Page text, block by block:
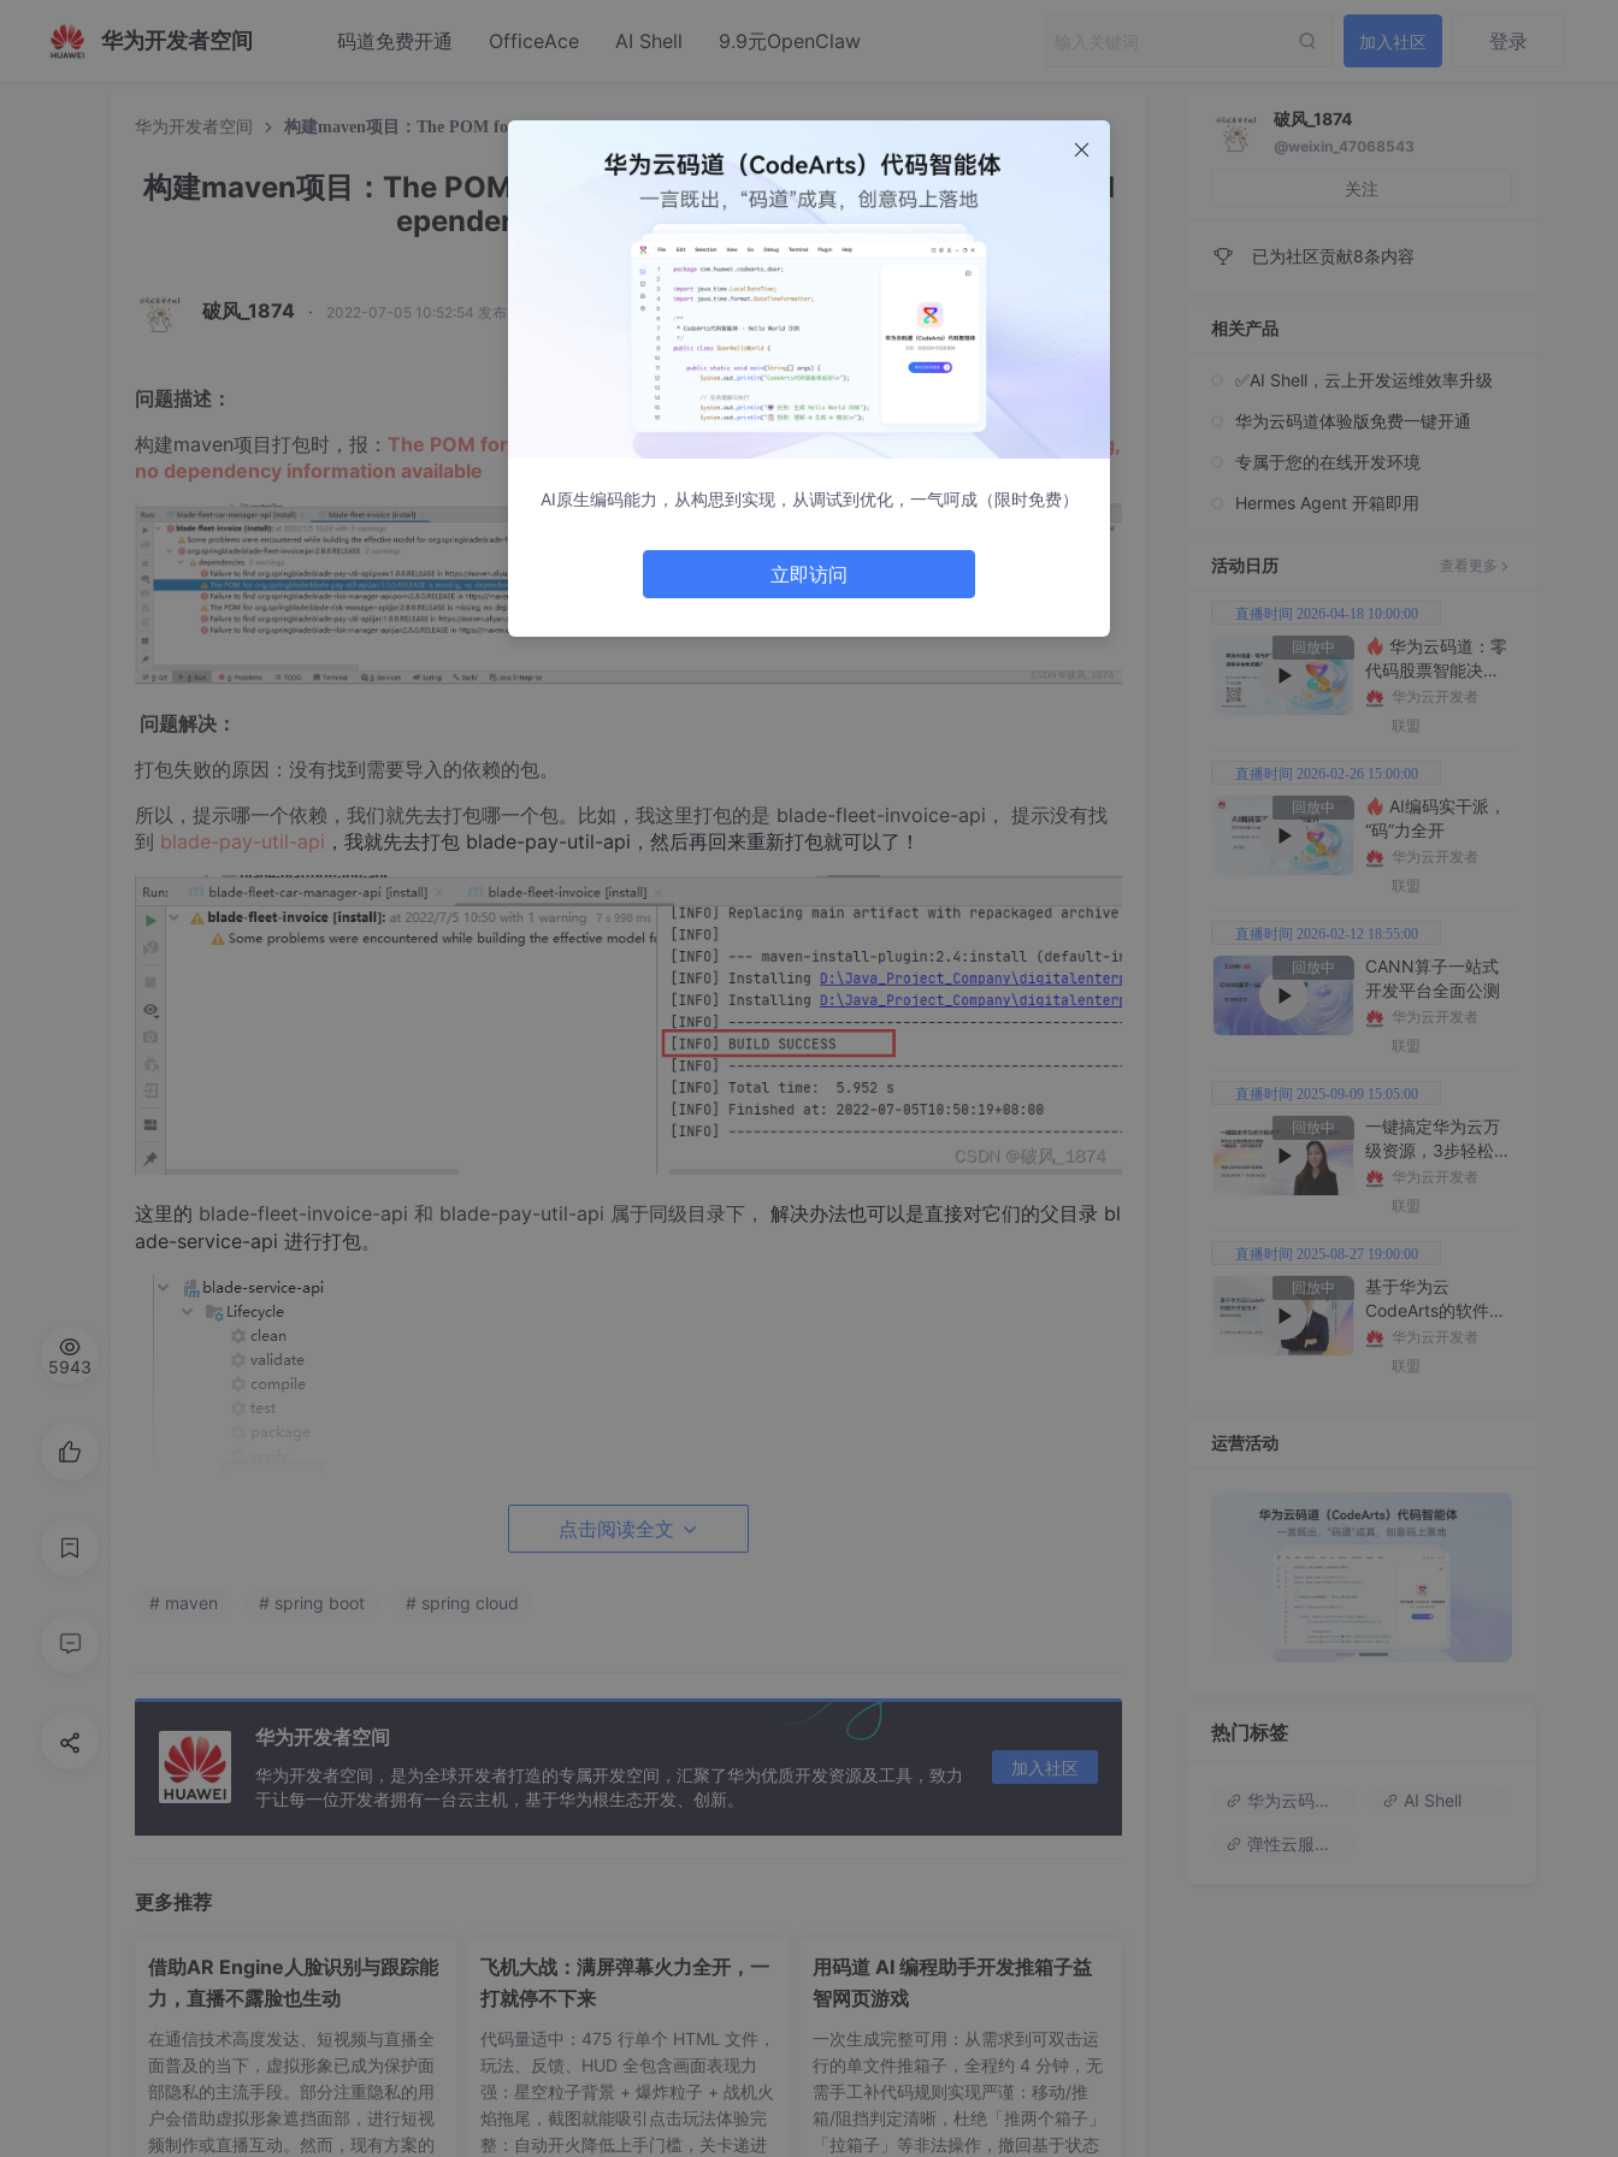
华为开发者空间 码道免费开通 OfficeAce AI Shell 9.9元OpenClaw 加入社区 登录
华为开发者空间 构建maven项目：The POM for XXX:jar:1.0.0.RELEASE is missing, no dependency information available
构建maven项目：The POM for XXX:jar:1.0.0.RELEASE is missing, no d
ependency information available
破风_1874 · 2022-07-05 10:52:54 发布
问题描述：
构建maven项目打包时，报： The POM for org.springblade:blade-pay-util-api:jar:1.0.0.RELEASE is missing,
no dependency information available
问题解决：
打包失败的原因：没有找到需要导入的依赖的包。
所以，提示哪一个依赖，我们就先去打包哪一个包。比如，我这里打包的是 blade-fleet-invoice-api， 提示没有找
到 blade-pay-util-api ，我就先去打包 blade-pay-util-api，然后再回来重新打包就可以了！
这里的 blade-fleet-invoice-api 和 blade-pay-util-api 属于同级目录下， 解决办法也可以是直接对它们的父目录 bl
ade-service-api 进行打包。
推荐内容
点击阅读全文
# maven # spring boot # spring cloud
华为开发者空间
华为开发者空间，是为全球开发者打造的专属开发空间，汇聚了华为优质开发资源及工具，致力
于让每一位开发者拥有一台云主机，基于华为根生态开发、创新。
加入社区
更多推荐
借助AR Engine人脸识别与跟踪能
力，直播不露脸也生动
在通信技术高度发达、短视频与直播全
面普及的当下，虚拟形象已成为保护面
部隐私的主流手段。部分注重隐私的用
户会借助虚拟形象遮挡面部，进行短视
频制作或直播互动。然而，现有方案的
飞机大战：满屏弹幕火力全开，一
打就停不下来
代码量适中：475 行单个 HTML 文件，
玩法、反馈、HUD 全包含画面表现力
强：星空粒子背景 + 爆炸粒子 + 战机火
焰拖尾，截图就能吸引点击玩法体验完
整：自动开火降低上手门槛，关卡递进
用码道 AI 编程助手开发推箱子益
智网页游戏
一次生成完整可用：从需求到可双击运
行的单文件推箱子，全程约 4 分钟，无
需手工补代码规则实现严谨：移动/推
箱/阻挡判定清晰，杜绝「推两个箱子」
「拉箱子」等非法操作，撤回基于状态
5943
破风_1874
@weixin_47068543
关注
已为社区贡献8条内容
相关产品
✅AI Shell，云上开发运维效率升级
华为云码道体验版免费一键开通
专属于您的在线开发环境
Hermes Agent 开箱即用
活动日历 查看更多
直播时间 2026-04-18 10:00:00
回放中
代码股票智能决策
平台全功能实战
华为云开发者
联盟
直播时间 2026-02-26 15:00:00
回放中
“码”力全开
华为云开发者
联盟
直播时间 2026-02-12 18:55:00
回放中
CANN算子一站式
开发平台全面公测
华为云开发者
联盟
直播时间 2025-09-09 15:05:00
回放中
一键搞定华为云万
级资源，3步轻松管
理企业成本
华为云开发者
联盟
直播时间 2025-08-27 19:00:00
回放中
基于华为云
CodeArts的软件开
发技术华为云开发者
联盟
运营活动
热门标签
华为云码道（Codearts） AI Shell
弹性云服务器
AI原生编码能力，从构思到实现，从调试到优化，一气呵成（限时免费）
立即访问